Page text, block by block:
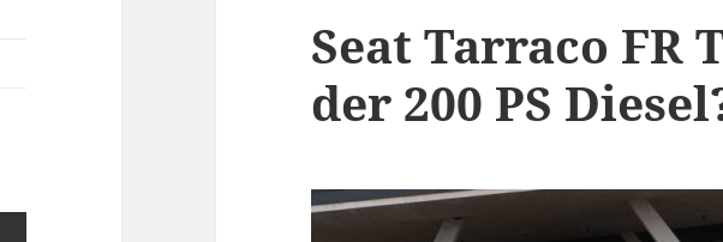
Seat Tarraco FR
der 200 PS